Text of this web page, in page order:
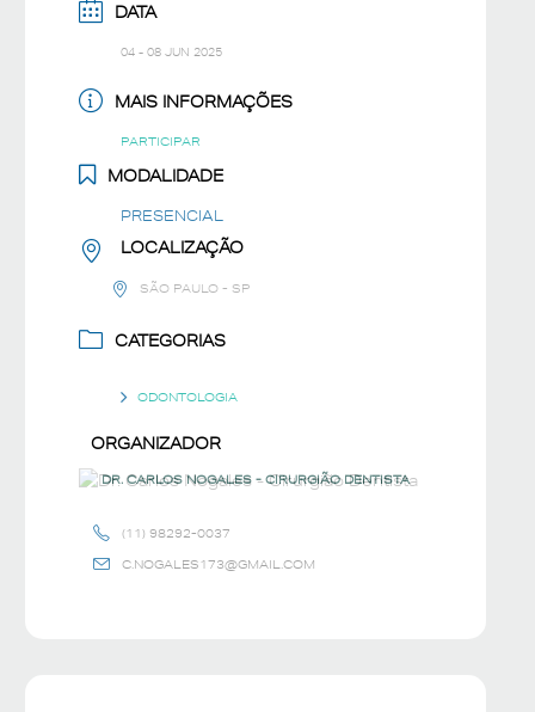
DATA
04 - 08 JUN 2025
MAIS INFORMAÇÕES
PARTICIPAR
MODALIDADE
PRESENCIAL
LOCALIZAÇÃO
SÃO PAULO - SP
CATEGORIAS
ODONTOLOGIA
ORGANIZADOR
DR. CARLOS NOGALES - CIRURGIÃO DENTISTA
(11) 98292-0037
C.NOGALES173@GMAIL.COM